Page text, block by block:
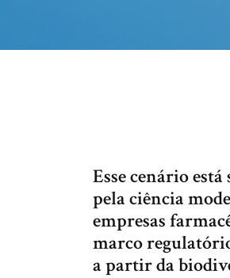
Esse cenário
pela ciência
empresas
marco
a partir da